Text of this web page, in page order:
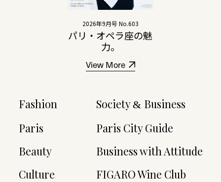
2026年9月号 No.603
パリ・オペラ座の魅
力。
View More
Fashion
Paris
Beauty
Culture
Society& Business
Paris City Guide
Business with Attitude
FIGARO Wine Club